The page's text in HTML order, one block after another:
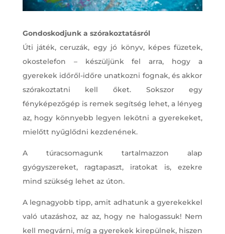
Gondoskodjunk a szórakoztatásról
Úti játék, ceruzák, egy jó könyv, képes füzetek,
okostelefon – készüljünk fel arra, hogy a
gyerekek időről-időre unatkozni fognak, és akkor
szórakoztatni kell őket. Sokszor egy
fényképezőgép is remek segítség lehet, a lényeg
az, hogy könnyebb legyen lekötni a gyerekeket,
mielőtt nyűglődni kezdenének.
A túracsomagunk tartalmazzon alap
gyógyszereket, ragtapaszt, iratokat is, ezekre
mind szükség lehet az úton.
A legnagyobb tipp, amit adhatunk a gyerekekkel
való utazáshoz, az az, hogy ne halogassuk! Nem
kell megvárni, míg a gyerekek kirepülnek, hiszen